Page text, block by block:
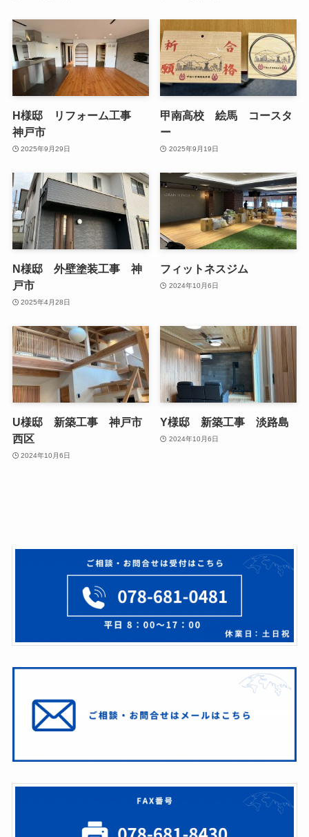
H様邸 リフォーム工事
神戸市
2025年9月29日
甲南高校 絵馬 コースタ
ー
2025年9月19日
N様邸 外壁塗装工事 神
戸市
2025年4月28日
フィットネスジム
2024年10月6日
U様邸 新築工事 神戸市
西区
2024年10月6日
Y様邸 新築工事 淡路島
2024年10月6日